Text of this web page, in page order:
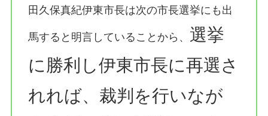
田久保真紀伊東市長は次の市長選挙にも出
馬すると明言していることから、 選挙
に勝利し伊東市長に再選さ
れれば、裁判を行いなが